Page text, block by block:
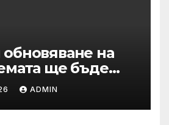
на
ще бъде
на 10
г.
ADMIN